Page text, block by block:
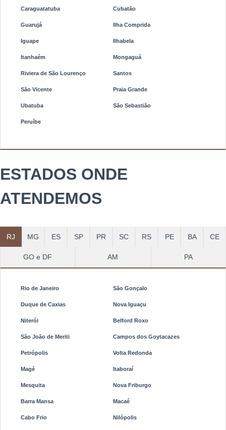
Caraguatatuba Cubatão
Guarujá Ilha Comprida
Iguape Ilhabela
Itanhaém Mongaguá
Riviera de São Lourenço Santos
São Vicente Praia Grande
Ubatuba São Sebastião
Peruíbe
ESTADOS ONDE
ATENDEMOS
RJ MG ES SP PR SC RS PE BA CE
GO e DF AM PA
Rio de Janeiro São Gonçalo
Duque de Caxias Nova Iguaçu
Niterói Belford Roxo
São João de Meriti Campos dos Goytacazes
Petrópolis Volta Redonda
Magé Itaboraí
Mesquita Nova Friburgo
Barra Mansa Macaé
Cabo Frio Nilópolis